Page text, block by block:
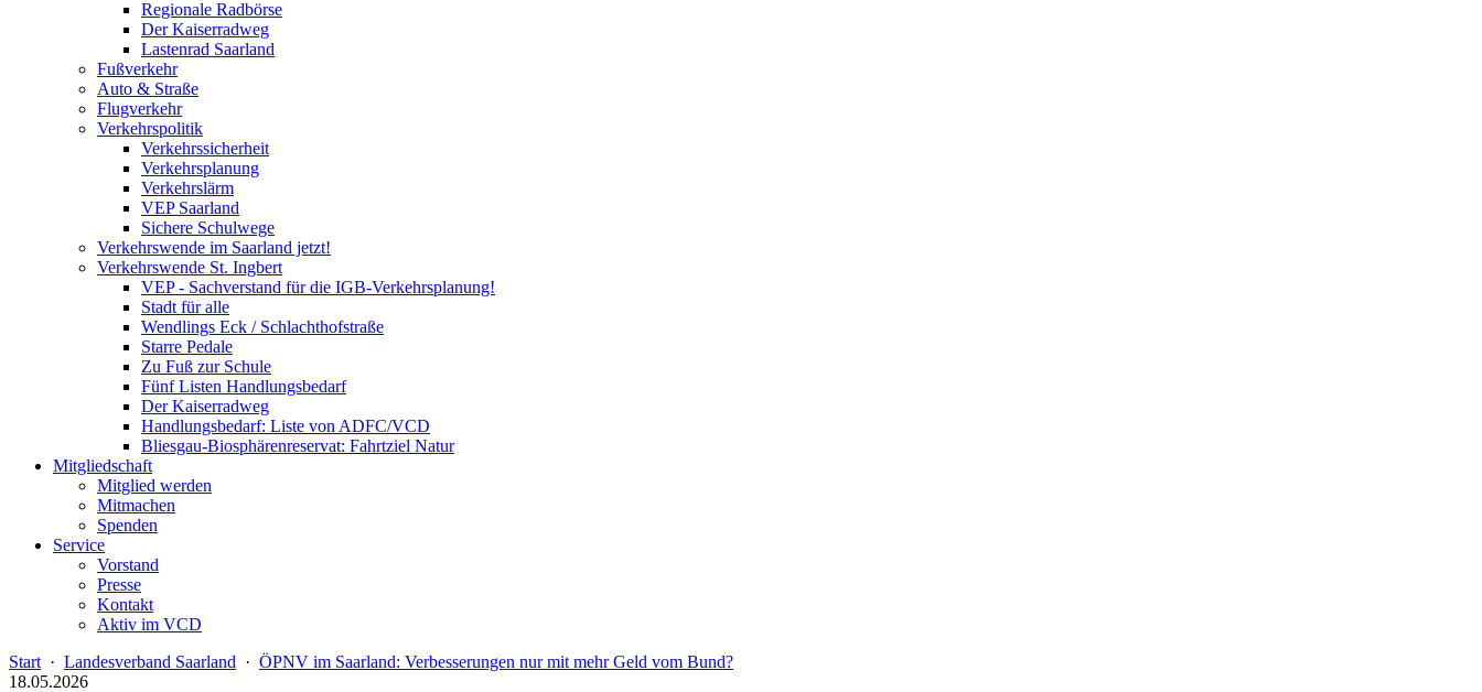
Regionale Radbörse
Der Kaiserradweg
Lastenrad Saarland
Fußverkehr
Auto & Straße
Flugverkehr
Verkehrspolitik
Verkehrssicherheit
Verkehrsplanung
Verkehrslärm
VEP Saarland
Sichere Schulwege
Verkehrswende im Saarland jetzt!
Verkehrswende St. Ingbert
VEP - Sachverstand für die IGB-Verkehrsplanung!
Stadt für alle
Wendlings Eck / Schlachthofstraße
Starre Pedale
Zu Fuß zur Schule
Fünf Listen Handlungsbedarf
Der Kaiserradweg
Handlungsbedarf: Liste von ADFC/VCD
Bliesgau-Biosphärenreservat: Fahrtziel Natur
Mitgliedschaft
Mitglied werden
Mitmachen
Spenden
Service
Vorstand
Presse
Kontakt
Aktiv im VCD
Start · Landesverband Saarland · ÖPNV im Saarland: Verbesserungen nur mit mehr Geld vom Bund?
18.05.2026